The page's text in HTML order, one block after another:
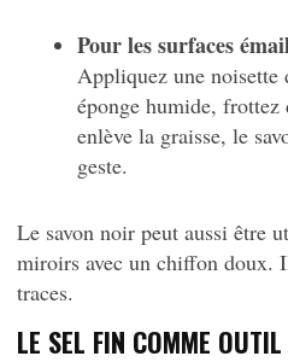
Pour les surfaces
Appliquez une noisette
éponge humide,
enlève la graisse, le
geste.
Le savon noir peut aussi être
miroirs avec un chiffon doux.
traces.
LE SEL FIN COMME